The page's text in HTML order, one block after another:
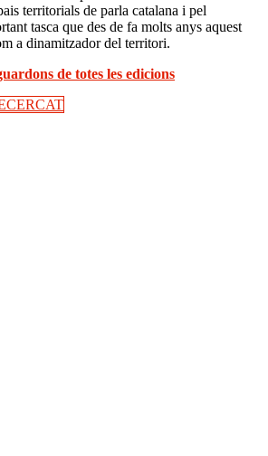
territorials de parla catalana i pel
tasca que des de fa molts anys aquest
a dinamitzador del territori.
de totes les edicions